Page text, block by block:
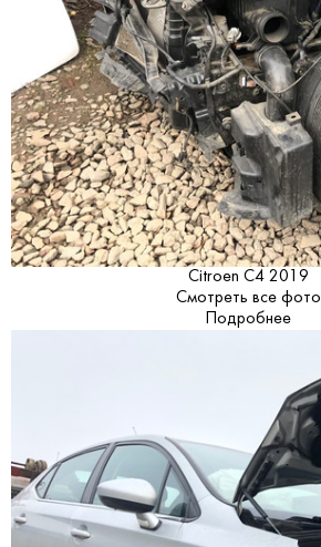
Citroen C4 2019
Смотреть все фото
Подробнее